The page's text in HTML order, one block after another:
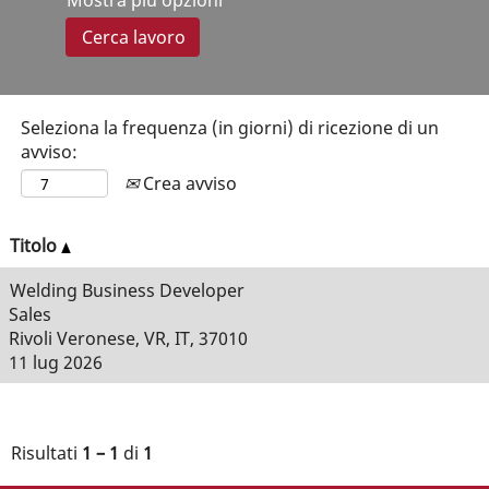
Seleziona la frequenza (in giorni) di ricezione di un
avviso:
Crea avviso
Titolo
Welding Business Developer
Sales
Rivoli Veronese, VR, IT, 37010
11 lug 2026
Risultati 1 – 1 di 1